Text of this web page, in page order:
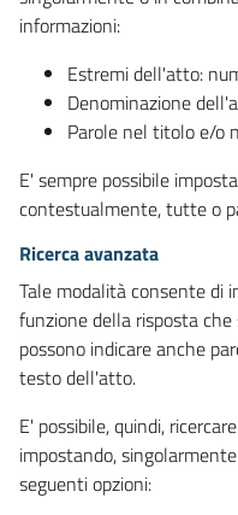
informazioni:
Estremi dell'atto:
Denominazione
Parole nel titolo e/o
E' sempre possibile
contestualmente, tutte o
Ricerca avanzata
Tale modalità consente di
funzione della risposta
possono indicare anche
testo dell'atto.
E' possibile, quindi,
impostando,
seguenti opzioni: